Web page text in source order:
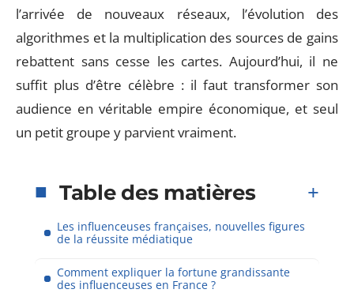
l’arrivée de nouveaux réseaux, l’évolution des
algorithmes et la multiplication des sources de gains
rebattent sans cesse les cartes. Aujourd’hui, il ne
suffit plus d’être célèbre : il faut transformer son
audience en véritable empire économique, et seul
un petit groupe y parvient vraiment.
Table des matières
Les influenceuses françaises, nouvelles figures
de la réussite médiatique
Comment expliquer la fortune grandissante
des influenceuses en France ?